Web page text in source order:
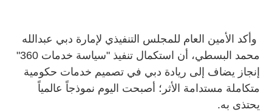
وأكد الأمين العام للمجلس التنفيذي لإمارة دبي عبدالله
محمد البسطي، أن استكمال تنفيذ "سياسة خدمات 360"
إنجاز يضاف إلى ريادة دبي في تصميم خدمات حكومية
متكاملة مستدامة الأثر؛ أصبحت اليوم نموذجاً عالمياً
يحتذى به.